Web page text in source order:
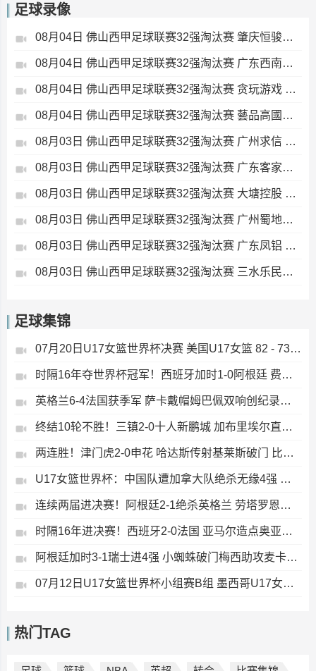
足球录像
08月04日 佛山西甲足球联赛32强淘汰赛 肇庆恒骏成 VS 三七互娱 全场录像
08月04日 佛山西甲足球联赛32强淘汰赛 广东西南建设 VS 香港圣徒 全场录像
08月04日 佛山西甲足球联赛32强淘汰赛 贪玩游戏 VS 美的薪火 全场录像
08月04日 佛山西甲足球联赛32强淘汰赛 藝品高國際 VS 湛江狂狼·粵辉能源 全场录像
08月03日 佛山西甲足球联赛32强淘汰赛 广州求信 VS 顺德新青年 全场录像
08月03日 佛山西甲足球联赛32强淘汰赛 广东客家青年 VS 广州英华思力U17 全场录像
08月03日 佛山西甲足球联赛32强淘汰赛 大塘控股 VS 茂名市点都得 全场录像
08月03日 佛山西甲足球联赛32强淘汰赛 广州蜀地红 VS 广州戴拿模 全场录像
08月03日 佛山西甲足球联赛32强淘汰赛 广东凤铝 VS 湛江八部科技 全场录像
08月03日 佛山西甲足球联赛32强淘汰赛 三水乐民兴健力宝 VS 中国澳门澳科精英 全场录像
足球集锦
07月20日U17女篮世界杯决赛 美国U17女篮 82 - 73 西班牙U17女篮 集锦
时隔16年夺世界杯冠军！西班牙加时1-0阿根廷 费兰制胜恩佐染红
英格兰6-4法国获季军 萨卡戴帽姆巴佩双响创纪录奥利塞2助+失良机
终结10轮不胜！三镇2-0十人新鹏城 加布里埃尔直红 熊继政破门
两连胜！津门虎2-0申花 哈达斯传射基莱斯破门 比赛一度暂停1小时
U17女篮世界杯：中国队遭加拿大队绝杀无缘4强 庞云舒16+10
连续两届进决赛！阿根廷2-1绝杀英格兰 劳塔罗恩佐破门梅西两助攻
时隔16年进决赛！西班牙2-0法国 亚马尔造点奥亚萨瓦尔、波罗破门
阿根廷加时3-1瑞士进4强 小蜘蛛破门梅西助攻麦卡恩博洛假摔染红
07月12日U17女篮世界杯小组赛B组 墨西哥U17女篮51-80中国U17女篮 全场集锦
热门TAG